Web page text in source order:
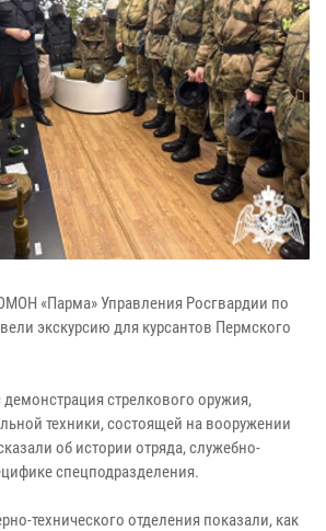
«Парма» Управления Росгвардии по
экскурсию для курсантов Пермского
демонстрация стрелкового оружия,
техники, состоящей на вооружении
об истории отряда, служебно-
спецподразделения.
технического отделения показали, как